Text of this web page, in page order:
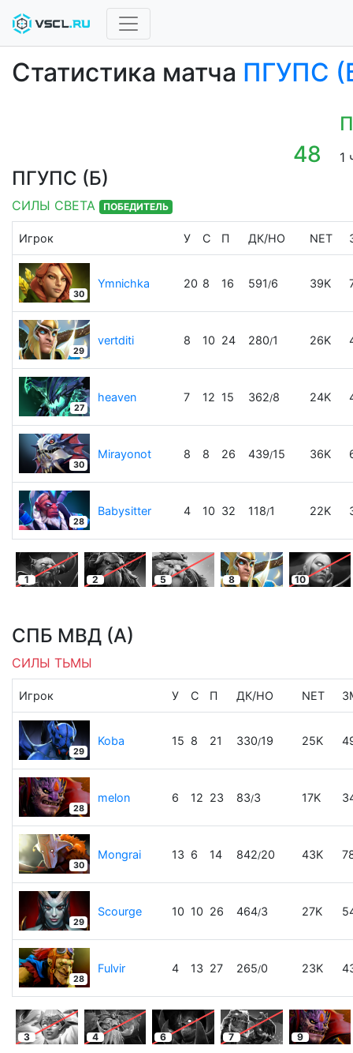
Статистика матча ПГУПС
48 1
ПГУПС (Б)
СИЛЫ СВЕТА ПОБЕДИТЕЛЬ
Игрок У С П ДК/НО NET
30
Ymnichka 20 8 16 591 /6 39K
29
vertditi 8 10 24 280/1 26K
27
heaven 7 12 15 362/8 24K
30
Mirayonot 8 8 26 439/15 36K
28
Babysitter 4 10 32 118/1 22K
1 2 5 8 10
СПБ МВД (А)
СИЛЫ ТЬМЫ
Игрок У С П ДК/НО NET
29
Koba 15 8 21 330/19 25K
28
melon 6 12 23 83/3 17K
30
Mongrai 13 6 14 842/20 43K
29
Scourge 10 10 26 464/3 27K
28
Fulvir 4 13 27 265/0 23K
3 4 6 7 9